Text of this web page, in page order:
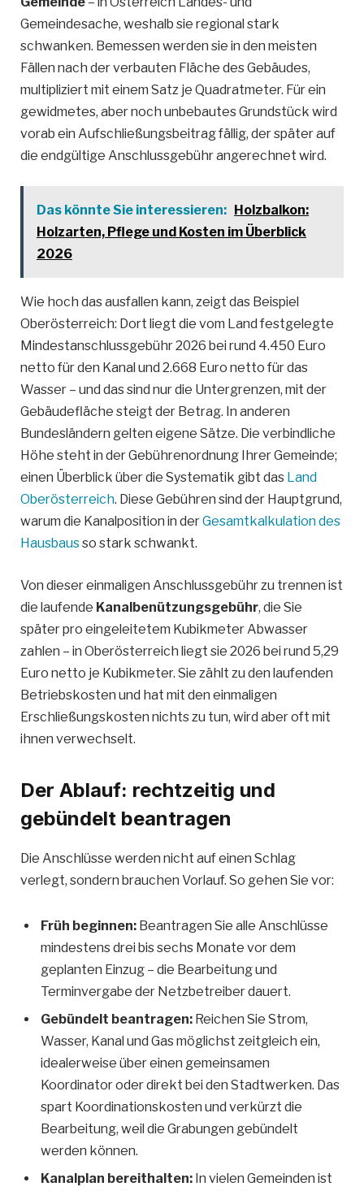
Gemeindesache, weshalb sie regional stark
schwanken. Bemessen werden sie in den meisten
Fällen nach der verbauten Fläche des Gebäudes,
multipliziert mit einem Satz je Quadratmeter. Für ein
gewidmetes, aber noch unbebautes Grundstück wird
vorab ein Aufschließungsbeitrag fällig, der später auf
die endgültige Anschlussgebühr angerechnet wird.
Das könnte Sie interessieren:
Holzbalkon:
Holzarten, Pflege und Kosten im Überblick
2026
Wie hoch das ausfallen kann, zeigt das Beispiel
Oberösterreich: Dort liegt die vom Land festgelegte
Mindestanschlussgebühr 2026 bei rund 4.450 Euro
netto für den Kanal und 2.668 Euro netto für das
Wasser – und das sind nur die Untergrenzen, mit der
Gebäudefläche steigt der Betrag. In anderen
Bundesländern gelten eigene Sätze. Die verbindliche
Höhe steht in der Gebührenordnung Ihrer Gemeinde;
einen Überblick über die Systematik gibt das Land
Oberösterreich. Diese Gebühren sind der Hauptgrund,
warum die Kanalposition in derGesamtkalkulation des
Hausbausso stark schwankt.
Von dieser einmaligen Anschlussgebühr zu trennen ist
die laufende Kanalbenützungsgebühr, die Sie
später pro eingeleitetem Kubikmeter Abwasser
zahlen – in Oberösterreich liegt sie 2026 bei rund 5,29
Euro netto je Kubikmeter. Sie zählt zu den laufenden
Betriebskosten und hat mit den einmaligen
Erschließungskosten nichts zu tun, wird aber oft mit
ihnen verwechselt.
Der Ablauf: rechtzeitig und
gebündelt beantragen
Die Anschlüsse werden nicht auf einen Schlag
verlegt, sondern brauchen Vorlauf. So gehen Sie vor:
Früh beginnen: Beantragen Sie alle Anschlüsse
mindestens drei bis sechs Monate vor dem
geplanten Einzug – die Bearbeitung und
Terminvergabe der Netzbetreiber dauert.
Gebündelt beantragen: Reichen Sie Strom,
Wasser, Kanal und Gas möglichst zeitgleich ein,
idealerweise über einen gemeinsamen
Koordinator oder direkt bei den Stadtwerken. Das
spart Koordinationskosten und verkürzt die
Bearbeitung, weil die Grabungen gebündelt
werden können.
Kanalplan bereithalten: In vielen Gemeinden ist